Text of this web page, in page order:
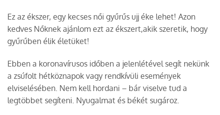
Ez az ékszer, egy kecses női gyűrűs ujj éke lehet! Azon
kedves Nőknek ajánlom ezt az ékszert,akik szeretik, hogy
gyűrűben élik életüket!
Ebben a koronavírusos időben a jelenlétével segít nekünk
a zsúfolt hétköznapok vagy rendkívüli események
elviselésében. Nem kell hordani – bár viselve tud a
legtöbbet segíteni. Nyugalmat és békét sugároz.